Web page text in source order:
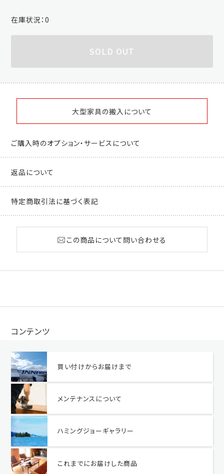
在庫状況：0
SOLD OUT
大型家具の搬入について
ご購入時のオプション・サービスについて
返品について
特定商取引法に基づく表記
この商品について問い合わせる
コンテンツ
買い付けからお届けまで
メンテナンスについて
ハミングジョーギャラリー
これまでにお届けした商品